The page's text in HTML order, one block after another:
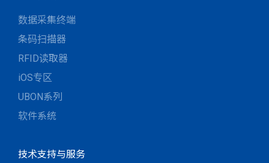
数据采集终端
条码扫描器
RFID读取器
iOS专区
UBON系列
软件系统
技术支持与服务